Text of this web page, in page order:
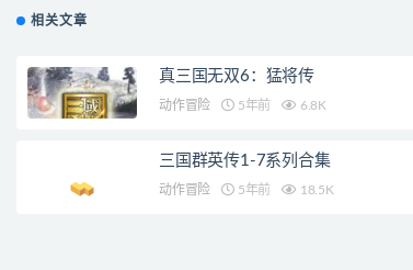
相关文章
真三国无双6：猛将传
动作冒险 5年前 6.8K
三国群英传1-7系列合集
动作冒险 5年前 18.5K